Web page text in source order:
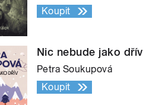
Koupit
Nic nebude jako dřív
Petra Soukupová
Koupit